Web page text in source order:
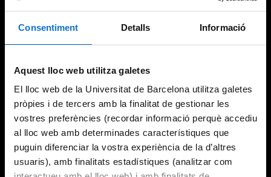
Consentiment Detalls Informació
Aquest lloc web utilitza galetes
El lloc web de la Universitat de Barcelona utilitza galetes
pròpies i de tercers amb la finalitat de gestionar les
vostres preferències (recordar informació perquè accediu
al lloc web amb determinades característiques que
puguin diferenciar la vostra experiència de la d’altres
usuaris), amb finalitats estadístiques (analitzar com